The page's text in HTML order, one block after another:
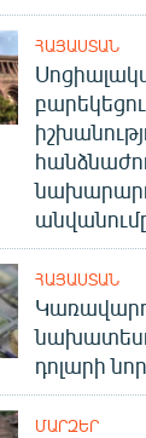
ՀԱՅԱՍՏԱՆ
ՀԱՅԱՍՏԱՆ
դոլարի
ՄԱՐԶԵՐ